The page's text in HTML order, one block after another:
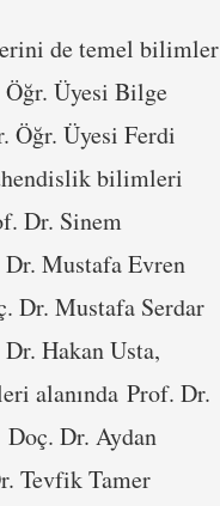
de temel bilimler
Öğr. Üyesi Bilge
Öğr. Üyesi Ferdi
bilimleri
Dr. Sinem
Mustafa Evren
Dr. Mustafa Serdar
Hakan Usta,
alanında Prof. Dr.
Doç. Dr. Aydan
Tevfik Tamer